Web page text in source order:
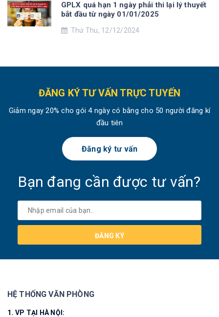
GPLX quá hạn 1 ngày phải thi lại lý thuyết
bắt đầu từ ngày 01/01/2025
Thứ Thu, 12/12/2024
ĐĂNG KÝ TƯ VẤN TRỰC TUYẾN
Giảm ngay 20% cho gói 4 ngày có bằng cho 50 người đăng kí
đầu tiên
Đăng ký tư vấn
Bạn đang cần được tư vấn?
ĐĂNG KÝ
HỆ THỐNG VĂN PHÒNG
1. VP TẠI HÀ NỘI: